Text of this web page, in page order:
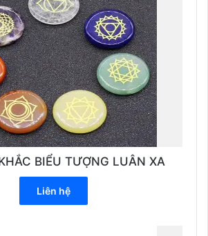
BIỂU TƯỢNG LUÂN XA
Liên hệ